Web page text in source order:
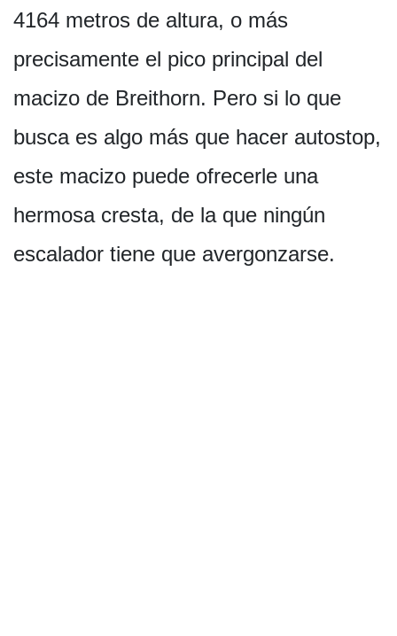
4164 metros de altura, o más
precisamente el pico principal del
macizo de Breithorn. Pero si lo que
busca es algo más que hacer autostop,
este macizo puede ofrecerle una
hermosa cresta, de la que ningún
escalador tiene que avergonzarse.